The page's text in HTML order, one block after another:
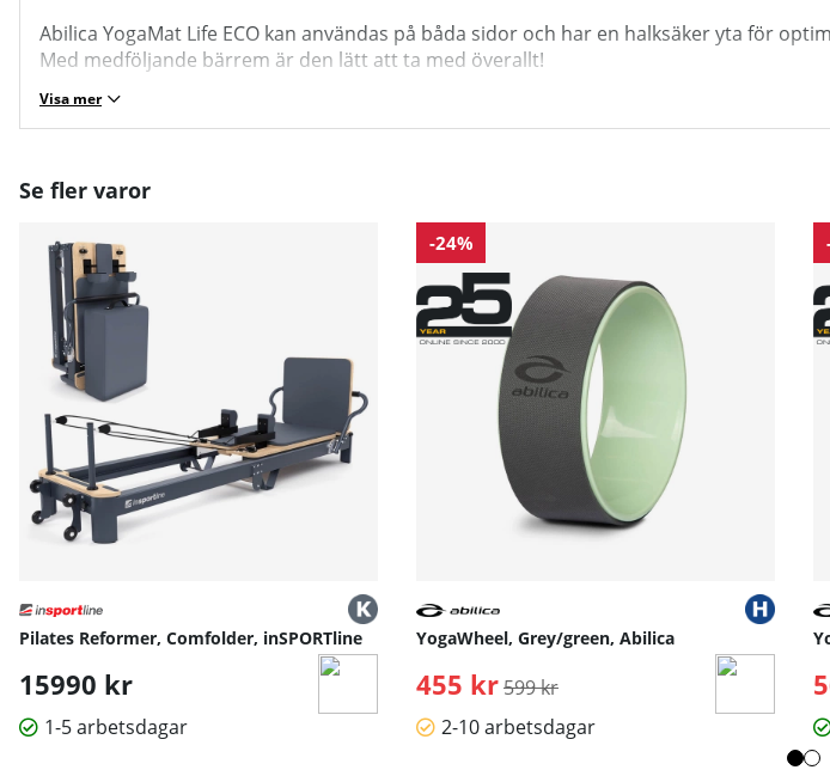
Abilica YogaMat Life ECO kan användas på båda sidor och har en halksäker yta för
Med medföljande bärrem är den lätt att ta med överallt!
Visa mer
Se fler varor
Pilates Reformer, Comfolder, inSPORTline
15990 kr
1-5 arbetsdagar
-24%
YogaWheel, Grey/green, Abilica
455 kr Ordinarie pris:
599 kr
2-10 arbetsdagar